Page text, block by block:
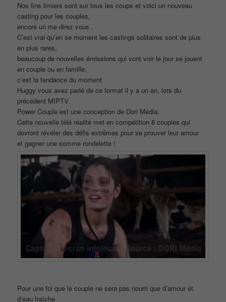
Nos fins limiers sont sur tous les coups et voici un nouveau
casting pour les couples,
encore un me direz vous .
C’est vrai qu’en se moment les castings solitaires sont de plus
en plus rares,
beaucoup de nouvelles émissions qui vont voir le jour se jouent
en couple ou en famille,
c’est la tendance du moment
Huggy vous avez parlé de ce format il y a un an, lors du
précédent MIPTV.
Power Couple est une conception de Dori Média.
Cette nouvelle télé réalité met en compétition 8 couples qui
devront révéler des défis extrêmes pour se prouver leur amour
et gagner une somme rondelette !
Pour une foi que le couple ne sera pas nourri que d’amour et
d’eau fraîche